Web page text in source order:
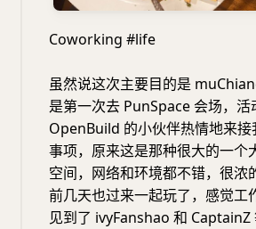
Coworking #life
虽然说这次主要目的是
是第一次去 PunSpace 会场，活
OpenBuild 的小伙伴热情地来
事项，原来这是那种很大的一个
空间，网络和环境都不错，很浓
前几天也过来一起玩了，感觉工
见到了 ivyFanshao 和 CaptainZ